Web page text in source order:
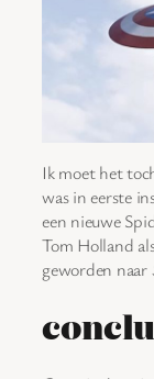
Ik moet het
was in eerste
een nieuwe
Tom Holland
geworden naar